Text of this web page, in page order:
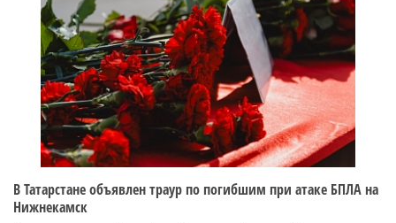
В Татарстане объявлен траур по погибшим при атаке БПЛА на
Нижнекамск